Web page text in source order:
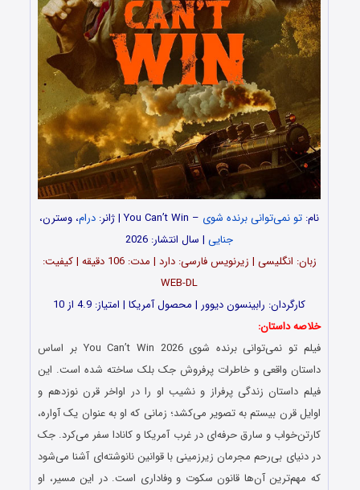
نام: تو نمی‌توانی برنده شوی – You Can’t Win | ژانر: درام، وسترن،
جنایی | سال انتشار: 2026
زبان: انگلیسی | زیرنویس فارسی: دارد | مدت: 106 دقیقه | کیفیت:
WEB-DL
کارگردان: رابینسون دیوور | محصول آمریکا | امتیاز: 4.9 از 10
خلاصه داستان:
فیلم تو نمی‌توانی برنده شوی You Can’t Win 2026 بر اساس
داستان واقعی و خاطرات پرفروش جک بلک ساخته شده است. این
فیلم داستان زندگی پرفراز و نشیب او را در اواخر قرن نوزدهم و
اوایل قرن بیستم به تصویر می‌کشد؛ زمانی که او به عنوان یک آواره،
کارتن‌خواب و سارق حرفه‌ای در غرب آمریکا و کانادا سفر می‌کرد. جک
در دنیای بی‌رحم مجرمان زیرزمینی با قوانین نانوشته‌ای آشنا می‌شود
که مهم‌ترین آن‌ها قانون سکوت و وفاداری است. در این مسیر، او